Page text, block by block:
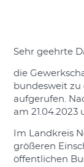
Sehr geehrte
die
bundesweit
aufgerufen.
am 21.04.2023
Im Landkreis
größeren
öffentlichen